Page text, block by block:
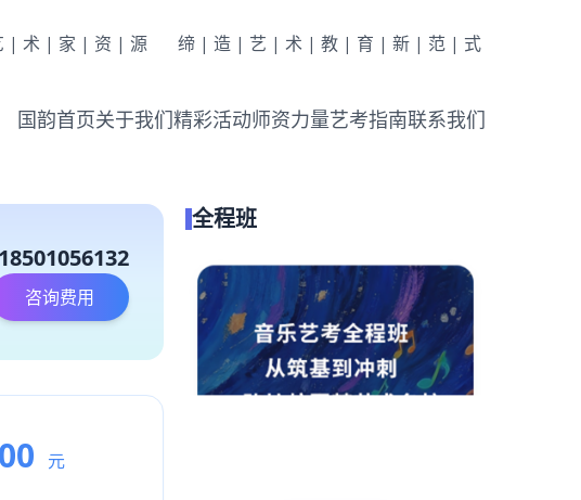
|术|家|资|源 缔|造|艺|术|教|育|新|范|式
国韵首页关于我们精彩活动师资力量艺考指南联系我们
18501056132
咨询费用
元
全程班